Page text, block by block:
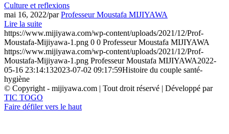
Culture et reflexions
mai 16, 2022/parProfesseur Moustafa MIJIYAWA
Lire la suite
https://www.mijiyawa.com/wp-content/uploads/2021/12/Prof-
Moustafa-Mijiyawa-1.png 0 0 Professeur Moustafa MIJIYAWA
https://www.mijiyawa.com/wp-content/uploads/2021/12/Prof-
Moustafa-Mijiyawa-1.png Professeur Moustafa MIJIYAWA2022-
05-16 23:14:132023-07-02 09:17:59Histoire du couple santé-
hygiène
© Copyright - mijiyawa.com | Tout droit réservé | Développé par
TIC TOGO
Faire défiler vers le haut